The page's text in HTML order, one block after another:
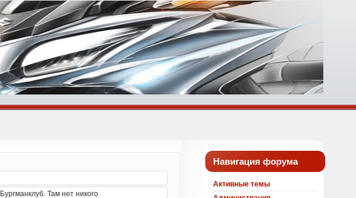
Навигация форума
Активные темы